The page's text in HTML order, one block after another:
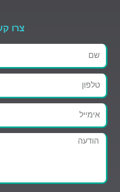
צרו
שם
טלפון
אימייל
הודעה